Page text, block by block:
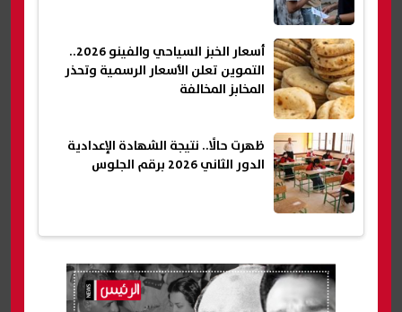
أسعار الخبز السياحي والفينو 2026..
التموين تعلن الأسعار الرسمية وتحذر
المخابز المخالفة
ظهرت حالًا.. نتيجة الشهادة الإعدادية
الدور الثاني 2026 برقم الجلوس